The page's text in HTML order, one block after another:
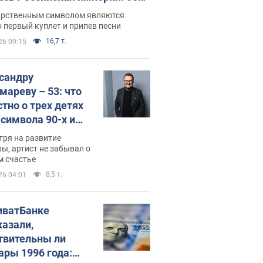
рассказывают в школе
символом являются
первый куплет и припев песни
09:15 16,7 т.
– 53: что
о трех детях
90-х и
выглядят
на развитие
артист не забывал о
счастье
04:01 8,5 т.
ли
1996 года: